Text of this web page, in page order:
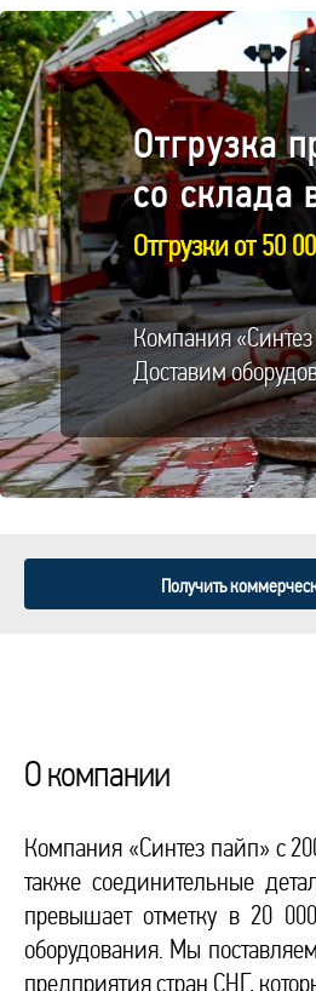
Отгрузка
со склада
Отгрузки от 50
Компания
Доставим
Получить
О компании
Компания «Синтез пайп» с
также соединительные
превышает отметку в 20
оборудования. Мы
предприятия стран СНГ,